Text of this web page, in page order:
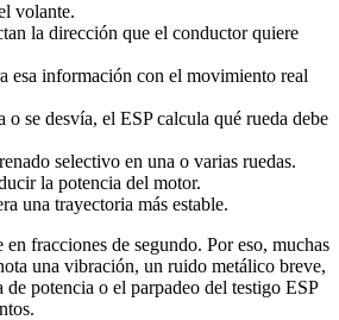
volante.
la dirección que el conductor quiere
esa información con el movimiento real
o se desvía, el ESP calcula qué rueda debe
selectivo en una o varias ruedas.
la potencia del motor.
una trayectoria más estable.
en fracciones de segundo. Por eso, muchas
una vibración, un ruido metálico breve,
de potencia o el parpadeo del testigo ESP